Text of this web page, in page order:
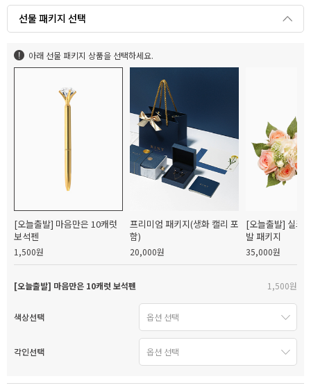
선물 패키지 선택
아래 선물 패키지 상품을 선택하세요.
[오늘출발] 마음만은 10캐럿
보석펜
1,500원
프리미엄 패키지(생화 캘리 포
함)
20,000원
[오늘출발] 실크
발 패키지
35,000원
[오늘출발] 마음만은 10캐럿 보석펜 1,500원
색상선택
각인선택